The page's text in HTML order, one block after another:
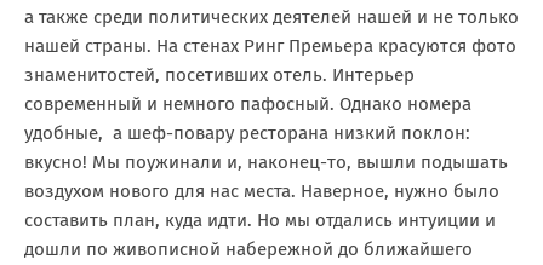
а также среди политических деятелей нашей и не только
нашей страны. На стенах Ринг Премьера красуются фото
знаменитостей, посетивших отель. Интерьер
современный и немного пафосный. Однако номера
удобные, а шеф-повару ресторана низкий поклон:
вкусно! Мы поужинали и, наконец-то, вышли подышать
воздухом нового для нас места. Наверное, нужно было
составить план, куда идти. Но мы отдались интуиции и
дошли по живописной набережной до ближайшего